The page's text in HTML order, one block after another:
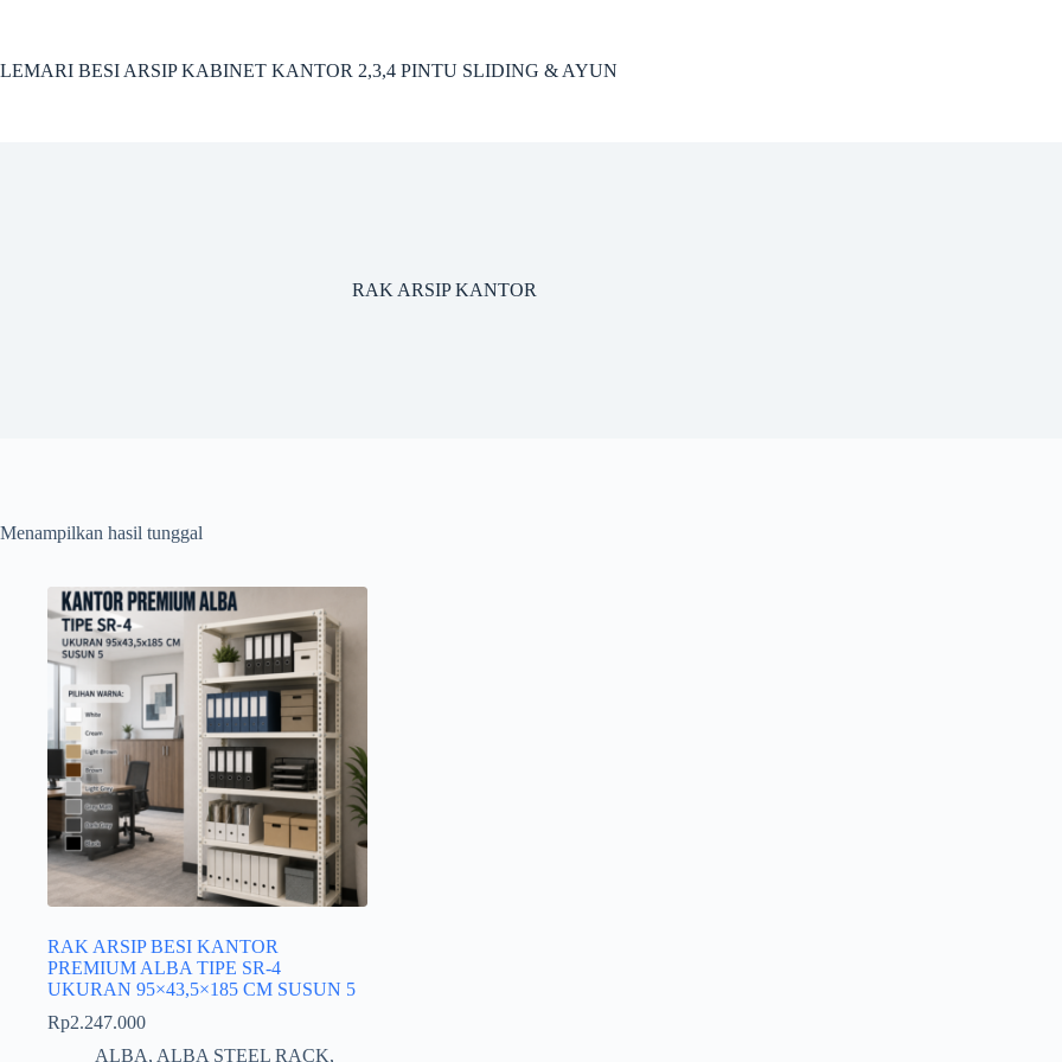
LEMARI BESI ARSIP KABINET KANTOR 2,3,4 PINTU SLIDING & AYUN
RAK ARSIP KANTOR
Menampilkan hasil tunggal
RAK ARSIP BESI KANTOR
PREMIUM ALBA TIPE SR-4
UKURAN 95×43,5×185 CM SUSUN 5
Rp2.247.000
ALBA, ALBA STEEL RACK,